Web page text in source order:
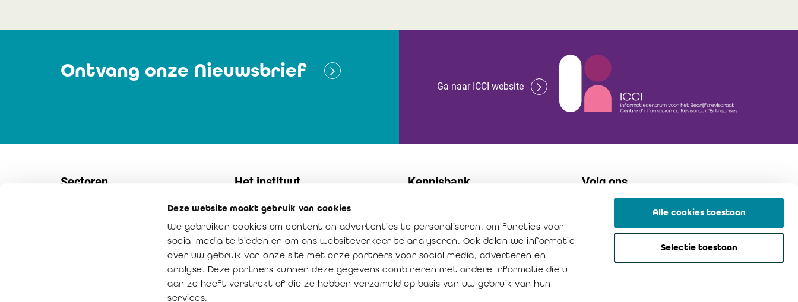
Deze website maakt gebruik van cookies
We gebruiken cookies om content en advertenties te personaliseren, om functies voor
social media te bieden en om ons websiteverkeer te analyseren. Ook delen we informatie
over uw gebruik van onze site met onze partners voor social media, adverteren en
analyse. Deze partners kunnen deze gegevens combineren met andere informatie die u
aan ze heeft verstrekt of die ze hebben verzameld op basis van uw gebruik van hun
services.
Alle cookies toestaan
Selectie toestaan
Ontvang onze Nieuwsbrief
Ga naar ICCI website
Sectoren Het instituut
Contact
Onze missie: vertrouwen creëren
Toegevoegde waarde van de
Kennisbank
Publicaties
Het beroep in cijfers
Volg ons
linkedin